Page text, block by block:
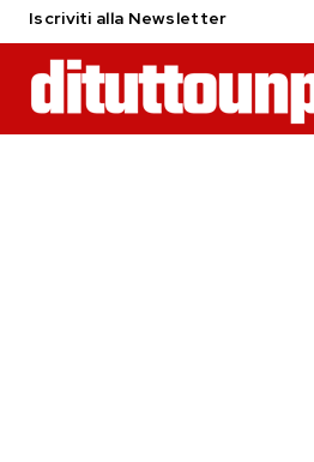
Iscriviti alla Newsletter